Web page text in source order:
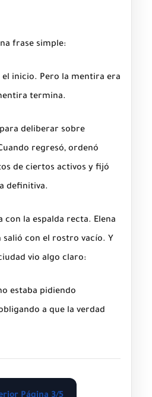
frase simple:
inicio. Pero la mentira era
termina.
deliberar sobre
regresó, ordenó
de ciertos activos y fijó
definitiva.
con la espalda recta. Elena
salió con el rostro vacío. Y
vio algo claro:
estaba pidiendo
a que la verdad